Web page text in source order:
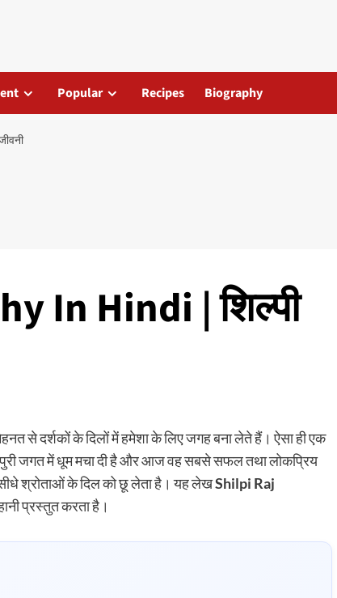
Popular Recipes Biography
In Hindi | शिल्पी
से दर्शकों के दिलों में हमेशा के लिए जगह बना लेते हैं। ऐसा ही एक
जगत में धूम मचा दी है और आज वह सबसे सफल तथा लोकप्रिय
श्रोताओं के दिल को छू लेता है। यह लेखShilpi Raj
प्रस्तुत करता है।